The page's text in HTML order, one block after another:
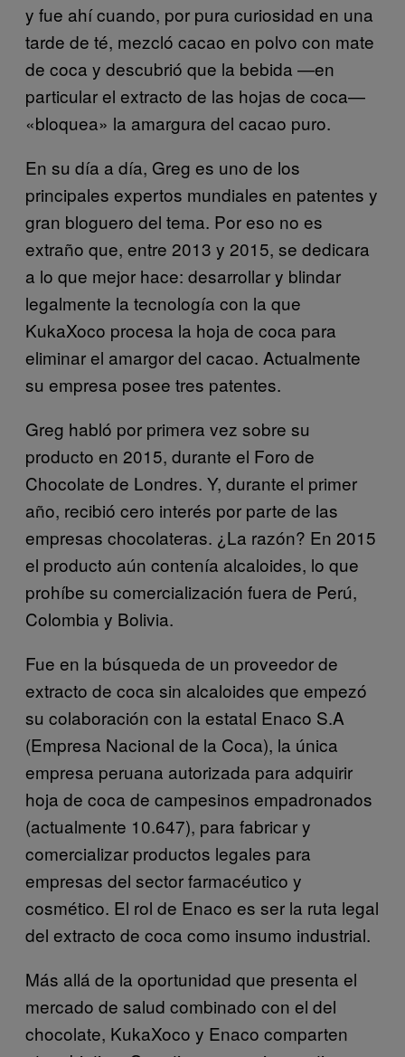
y fue ahí cuando, por pura curiosidad en una
tarde de té, mezcló cacao en polvo con mate
de coca y descubrió que la bebida —en
particular el extracto de las hojas de coca—
«bloquea» la amargura del cacao puro.
En su día a día, Greg es uno de los
principales expertos mundiales en patentes y
gran bloguero del tema. Por eso no es
extraño que, entre 2013 y 2015, se dedicara
a lo que mejor hace: desarrollar y blindar
legalmente la tecnología con la que
KukaXoco procesa la hoja de coca para
eliminar el amargor del cacao. Actualmente
su empresa posee tres patentes.
Greg habló por primera vez sobre su
producto en 2015, durante el Foro de
Chocolate de Londres. Y, durante el primer
año, recibió cero interés por parte de las
empresas chocolateras. ¿La razón? En 2015
el producto aún contenía alcaloides, lo que
prohíbe su comercialización fuera de Perú,
Colombia y Bolivia.
Fue en la búsqueda de un proveedor de
extracto de coca sin alcaloides que empezó
su colaboración con la estatal Enaco S.A
(Empresa Nacional de la Coca), la única
empresa peruana autorizada para adquirir
hoja de coca de campesinos empadronados
(actualmente 10.647), para fabricar y
comercializar productos legales para
empresas del sector farmacéutico y
cosmético. El rol de Enaco es ser la ruta legal
del extracto de coca como insumo industrial.
Más allá de la oportunidad que presenta el
mercado de salud combinado con el del
chocolate, KukaXoco y Enaco comparten